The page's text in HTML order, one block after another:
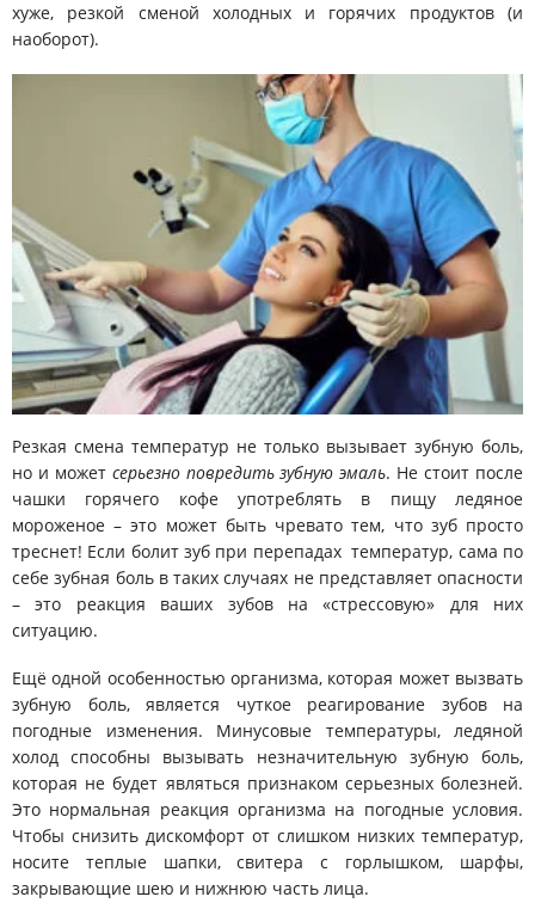
хуже, резкой сменой холодных и горячих продуктов (и
наоборот).
Резкая смена температур не только вызывает зубную боль,
но и может серьезно повредить зубную эмаль. Не стоит после
чашки горячего кофе употреблять в пищу ледяное
мороженое – это может быть чревато тем, что зуб просто
треснет! Если болит зуб при перепадах температур, сама по
себе зубная боль в таких случаях не представляет опасности
– это реакция ваших зубов на «стрессовую» для них
ситуацию.
Ещё одной особенностью организма, которая может вызвать
зубную боль, является чуткое реагирование зубов на
погодные изменения. Минусовые температуры, ледяной
холод способны вызывать незначительную зубную боль,
которая не будет являться признаком серьезных болезней.
Это нормальная реакция организма на погодные условия.
Чтобы снизить дискомфорт от слишком низких температур,
носите теплые шапки, свитера с горлышком, шарфы,
закрывающие шею и нижнюю часть лица.